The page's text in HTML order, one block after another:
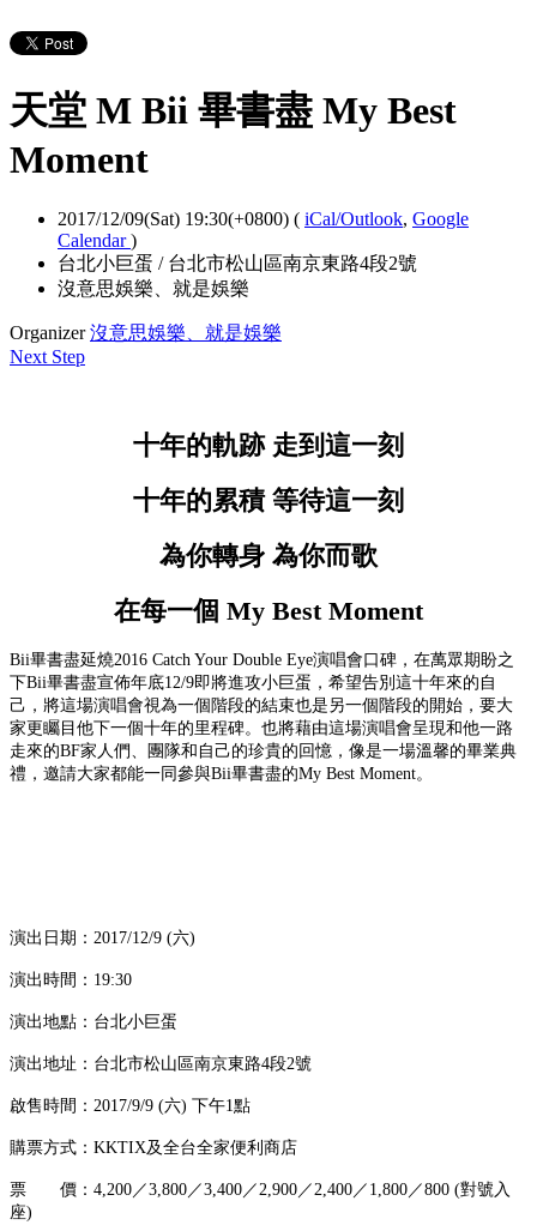
天堂 M Bii 畢書盡 My Best
Moment
2017/12/09(Sat) 19:30(+0800) ( iCal/Outlook, Google
Calendar)
台北小巨蛋 / 台北市松山區南京東路4段2號
沒意思娛樂、就是娛樂
Organizer沒意思娛樂、就是娛樂
Next Step
十年的軌跡 走到這一刻
十年的累積 等待這一刻
為你轉身 為你而歌
在每一個 My Best Moment
Bii畢書盡延燒2016 Catch Your Double Eye演唱會口碑，在萬眾期盼之
下Bii畢書盡宣佈年底12/9即將進攻小巨蛋，希望告別這十年來的自
己，將這場演唱會視為一個階段的結束也是另一個階段的開始，要大
家更矚目他下一個十年的里程碑。也將藉由這場演唱會呈現和他一路
走來的BF家人們、團隊和自己的珍貴的回憶，像是一場溫馨的畢業典
禮，邀請大家都能一同參與Bii畢書盡的My Best Moment。
演出日期：2017/12/9 (六)
演出時間：19:30
演出地點：台北小巨蛋
演出地址：台北市松山區南京東路4段2號
啟售時間：2017/9/9 (六) 下午1點
購票方式：KKTIX及全台全家便利商店
票 價：4,200／3,800／3,400／2,900／2,400／1,800／800 (對號入
座)